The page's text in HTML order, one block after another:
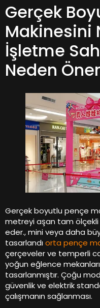
Gerçek
Makinesini
İşletme
Neden
Gerçek boyutlu pençe
metreyi aşan tam
eder., mini veya daha
tasarlandıorta pençe
çerçeveler ve temperli
yoğun eğlence
tasarlanmıştır. Çoğu
güvenlik ve elektrik
çalışmanın sağlanması.